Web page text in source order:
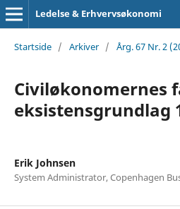
Ledelse & Erhvervsøkonomi
Startside / Arkiver / Årg. 67 Nr. 2
Civiløkonomernes
eksistensgrundlag
Erik Johnsen
System Administrator, Copenhagen